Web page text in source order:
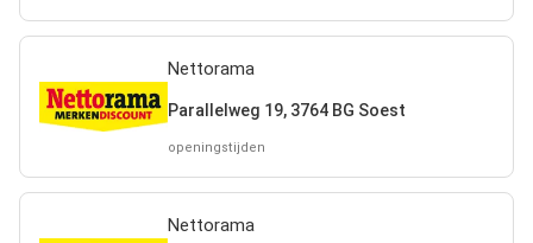
Nettorama
Parallelweg 19, 3764 BG Soest
openingstijden
Nettorama